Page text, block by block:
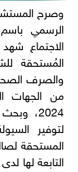
وصرح
الرسمي
الاجتماع
المُستحقة
والصرف
2024،
لتوفير
المستحقة
التابعة لها